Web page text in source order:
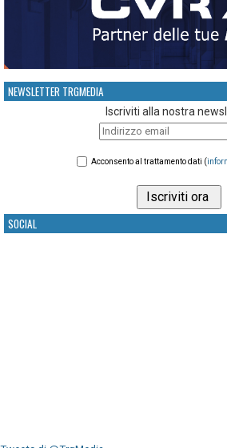
NEWSLETTER TRGMEDIA
Iscriviti alla nostra
Acconsento al trattamento dati (
SOCIAL